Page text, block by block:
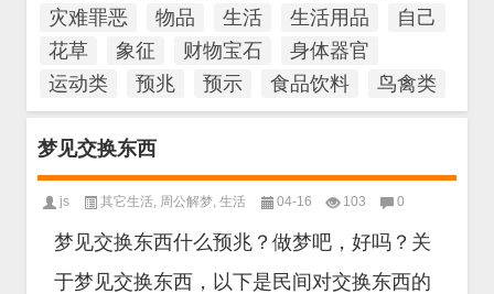
灾难罪恶
物品 生活 生活用品
自己
花草
象征 财物宝石
身体器官
运动类
预兆 预示 食品饮料 鸟禽类
梦见交换东西
js 其它生活, 周公解梦, 生活 04-16 103 0
梦见交换东西什么预兆？做梦吧，好吗？关
于梦见交换东西，以下是民间对交换东西的